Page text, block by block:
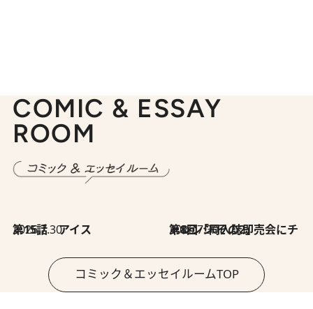
COMIC & ESSAY
ROOM
2026.7.30
第15話 アイス 2026.7.30
第8回「同人誌即売会にチャレンジ その2」
コミック＆エッセイルームTOP